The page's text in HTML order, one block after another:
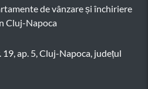
de vânzare și închiriere
Cluj-Napoca
19, ap. 5, Cluj-Napoca, județul